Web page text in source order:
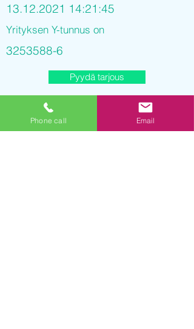
13.12.2021 14:21:45
Yrityksen Y-tunnus on
3253588-6
Pyydä tarjous
Phone call Email